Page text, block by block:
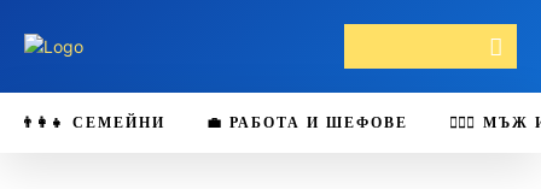
👨‍👩‍👧 СЕМЕЙНИ 💼 РАБОТА И ШЕФОВЕ 👩‍❤️‍👨